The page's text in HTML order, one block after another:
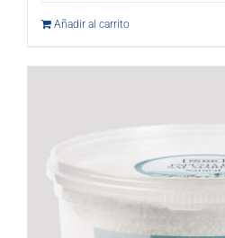
Añadir al carrito